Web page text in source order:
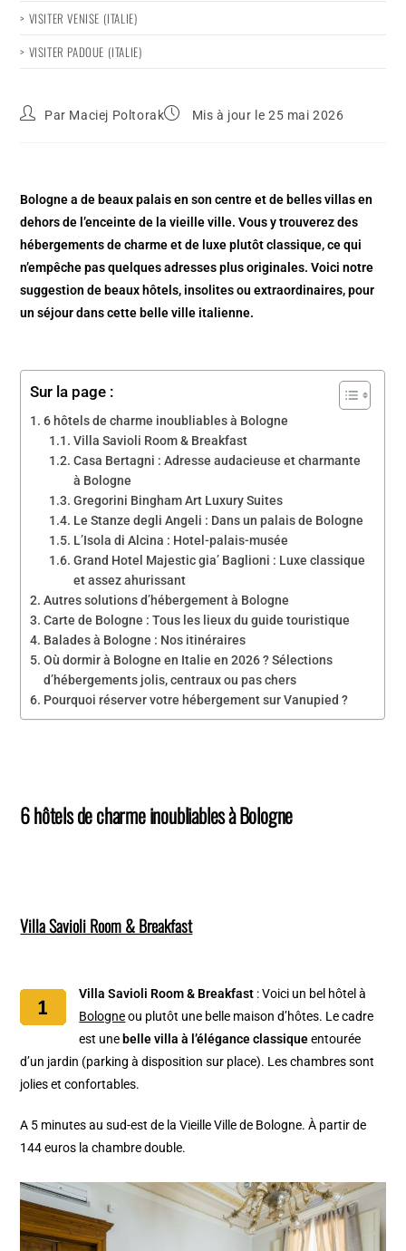
> VISITER VENISE (ITALIE)
> VISITER PADOUE (ITALIE)
Par Maciej Poltorak Mis à jour le 25 mai 2026
Bologne a de beaux palais en son centre et de belles villas en
dehors de l’enceinte de la vieille ville. Vous y trouverez des
hébergements de charme et de luxe plutôt classique, ce qui
n’empêche pas quelques adresses plus originales. Voici notre
suggestion de beaux hôtels, insolites ou extraordinaires, pour
un séjour dans cette belle ville italienne.
Sur la page :
6 hôtels de charme inoubliables à Bologne
Villa Savioli Room & Breakfast
Casa Bertagni : Adresse audacieuse et charmante
à Bologne
Gregorini Bingham Art Luxury Suites
Le Stanze degli Angeli : Dans un palais de Bologne
L’Isola di Alcina : Hotel-palais-musée
Grand Hotel Majestic gia’ Baglioni : Luxe classique
et assez ahurissant
Autres solutions d’hébergement à Bologne
Carte de Bologne : Tous les lieux du guide touristique
Balades à Bologne : Nos itinéraires
Où dormir à Bologne en Italie en 2026 ? Sélections
d’hébergements jolis, centraux ou pas chers
Pourquoi réserver votre hébergement sur Vanupied ?
6 hôtels de charme inoubliables à Bologne
Villa Savioli Room & Breakfast
Villa Savioli Room & Breakfast : Voici un bel hôtel à
Bologneou plutôt une belle maison d’hôtes. Le cadre
est une belle villa à l’élégance classiqueentourée
d’un jardin (parking à disposition sur place). Les chambres sont
jolies et confortables.
A 5 minutes au sud-est de la Vieille Ville de Bologne. À partir de
144 euros la chambre double.